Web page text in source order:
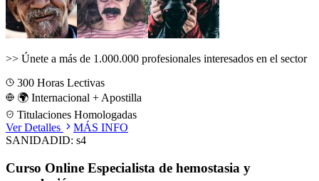
>> Únete a más de 1.000.000 profesionales interesados en el sector
300 Horas Lectivas
🌍 Internacional + Apostilla
Titulaciones Homologadas
Ver Detalles
MÁS INFO
SANIDADID: s4
Curso Online Especialista de hemostasia y